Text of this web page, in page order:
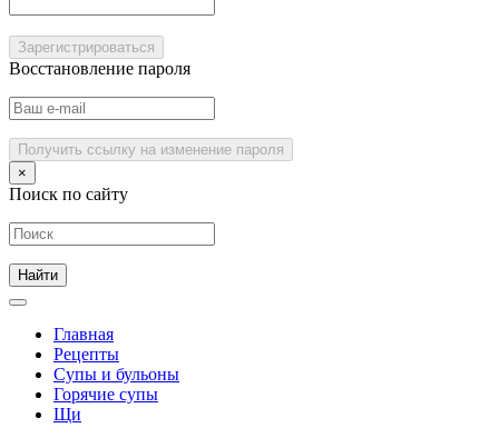
Зарегистрироваться
Восстановление пароля
Получить ссылку на изменение пароля
×
Поиск по сайту
Главная
Рецепты
Супы и бульоны
Горячие супы
Щи